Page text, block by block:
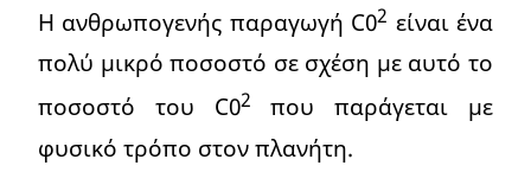
Η ανθρωπογενής παραγωγή C02 είναι ένα
πολύ μικρό ποσοστό σε σχέση με αυτό το
ποσοστό του C02
που παράγεται με
φυσικό τρόπο στον πλανήτη.